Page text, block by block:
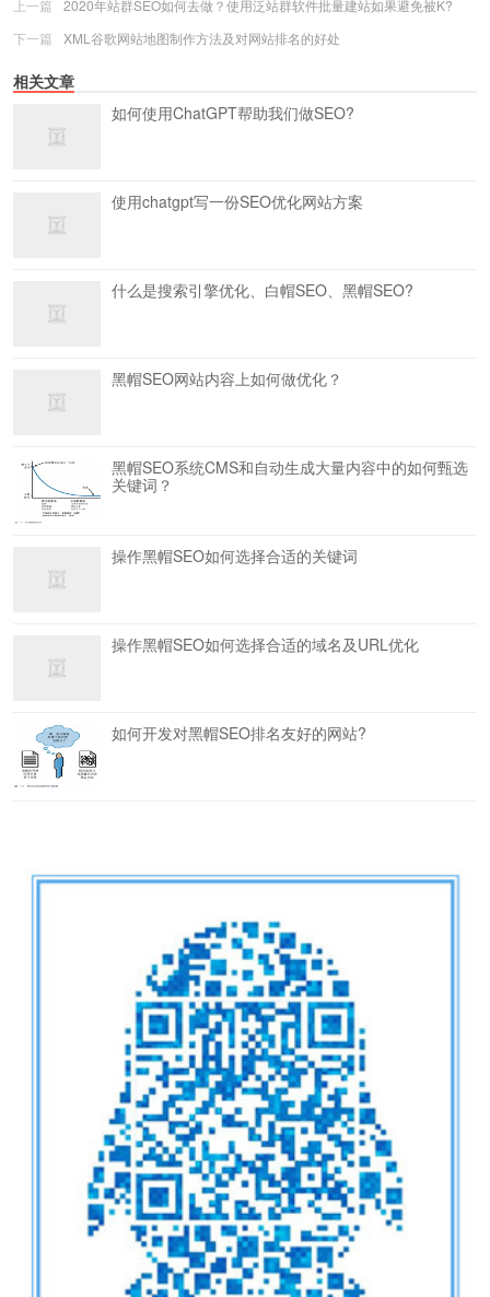
上一篇
2020年站群SEO如何去做？使用泛站群软件批量建站如果避免被K?
下一篇
XML谷歌网站地图制作方法及对网站排名的好处
相关文章
如何使用ChatGPT帮助我们做SEO?
使用chatgpt写一份SEO优化网站方案
什么是搜索引擎优化、白帽SEO、黑帽SEO?
黑帽SEO网站内容上如何做优化？
黑帽SEO系统CMS和自动生成大量内容中的如何甄选
关键词？
操作黑帽SEO如何选择合适的关键词
操作黑帽SEO如何选择合适的域名及URL优化
如何开发对黑帽SEO排名友好的网站?